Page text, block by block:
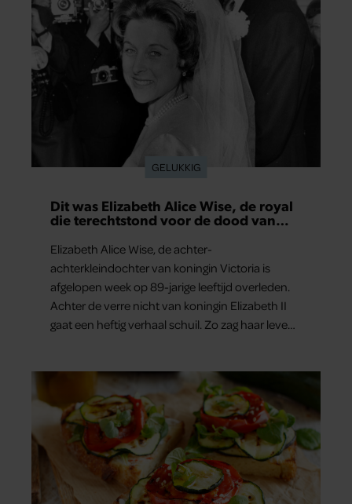
GELUKKIG
Dit was Elizabeth Alice Wise, de royal
die terechtstond voor de dood van
Elizabeth Alice Wise, de achter-
achterkleindochter van koningin Victoria is
afgelopen week op 89-jarige leeftijd overleden.
Achter de verre nicht van koningin Elizabeth II
gaat een heftig verhaal schuil. Zo zag haar leven